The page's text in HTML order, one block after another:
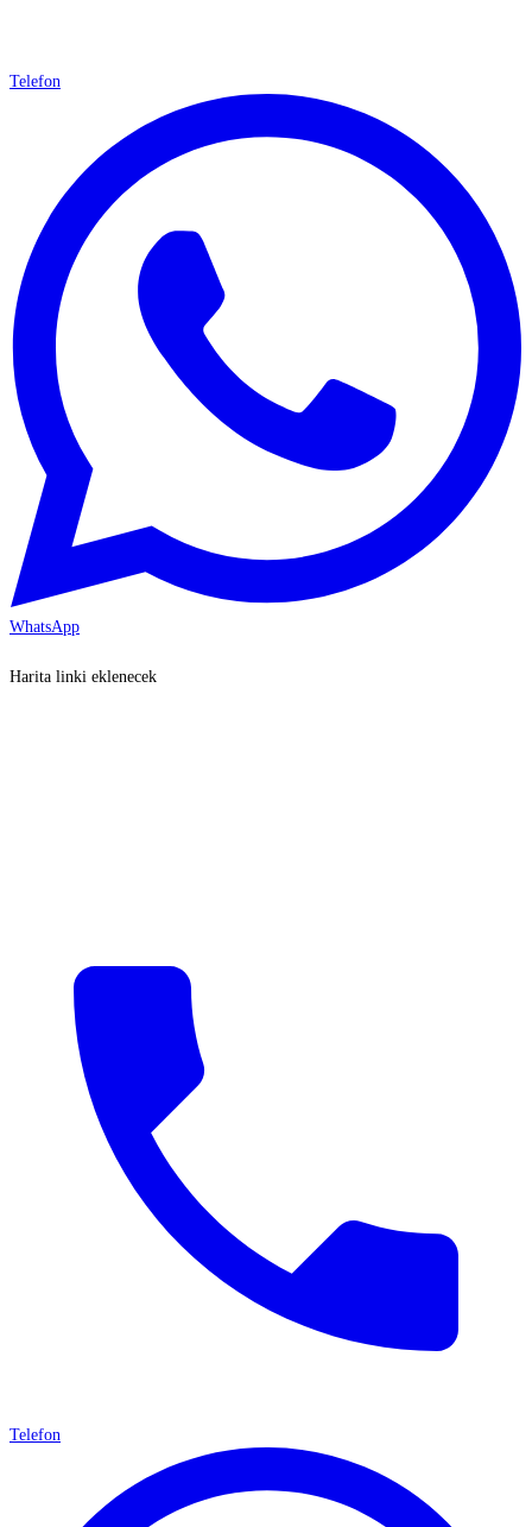
Telefon
WhatsApp
Harita linki eklenecek
Telefon